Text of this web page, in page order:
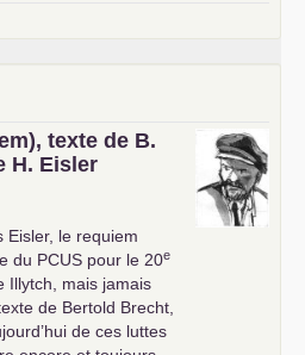
texte de B.
H. Eisler
Eisler, le requiem
du PCUS pour le 20e
Illytch, mais jamais
de Bertold Brecht,
de ces luttes